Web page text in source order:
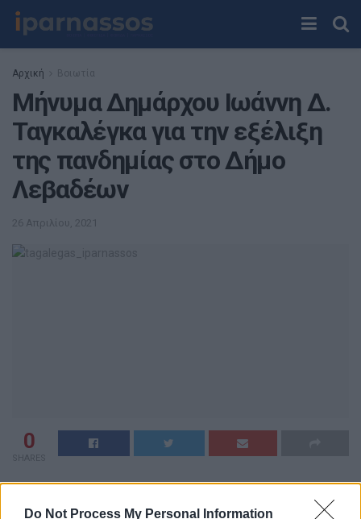
Do Not Process My Personal Information
Αρχική Βοιωτία
Μήνυμα Δημάρχου Ιωάννη Δ.
Ταγκαλέγκα για την εξέλιξη
της πανδημίας στο Δήμο
Λεβαδέων
26 Απριλίου, 2021
0
SHARES
του Ε.Ο.Δ.Υ. με τα δεδομένα επιδημιολογικής